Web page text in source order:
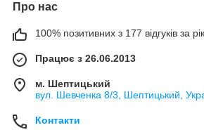
Про нас
100% позитивних з 177 відгуків за рік
Працює з 26.06.2013
м. Шептицький
вул. Шевченка 8/3, Шептицький,
Контакти